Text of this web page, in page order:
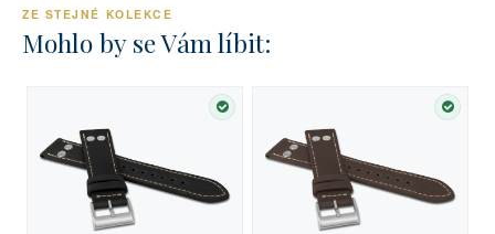
ZE STEJNÉ KOLEKCE
Mohlo by se Vám líbit:
SKLADEM